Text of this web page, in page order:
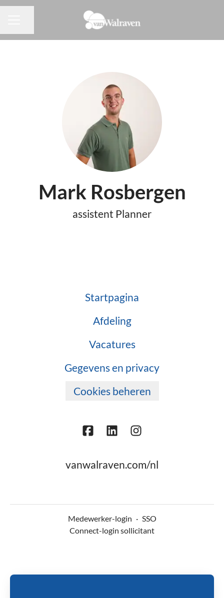
Mark Rosbergen
assistent Planner
Startpagina
Afdeling
Vacatures
Gegevens en privacy
Cookies beheren
vanwalraven.com/nl
Medewerker-login · SSO
Connect-login sollicitant